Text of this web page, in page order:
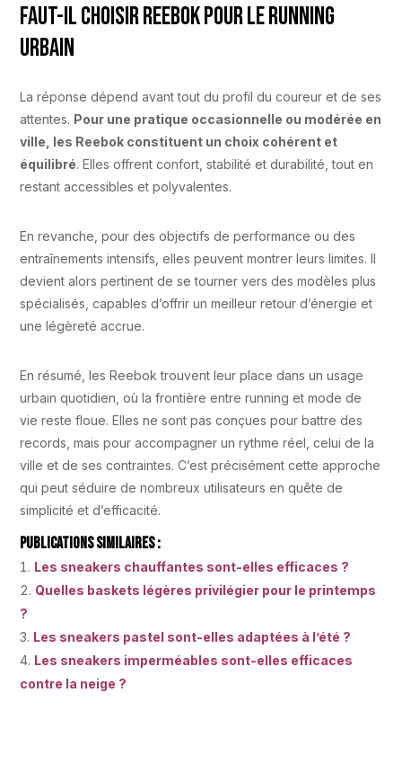
Faut-il choisir Reebok pour le running
urbain
La réponse dépend avant tout du profil du coureur et de ses
attentes. Pour une pratique occasionnelle ou modérée en
ville, les Reebok constituent un choix cohérent et
équilibré. Elles offrent confort, stabilité et durabilité, tout en
restant accessibles et polyvalentes.
En revanche, pour des objectifs de performance ou des
entraînements intensifs, elles peuvent montrer leurs limites. Il
devient alors pertinent de se tourner vers des modèles plus
spécialisés, capables d’offrir un meilleur retour d’énergie et
une légèreté accrue.
En résumé, les Reebok trouvent leur place dans un usage
urbain quotidien, où la frontière entre running et mode de
vie reste floue. Elles ne sont pas conçues pour battre des
records, mais pour accompagner un rythme réel, celui de la
ville et de ses contraintes. C’est précisément cette approche
qui peut séduire de nombreux utilisateurs en quête de
simplicité et d’efficacité.
Publications Similaires :
Les sneakers chauffantes sont-elles efficaces ?
Quelles baskets légères privilégier pour le printemps
?
Les sneakers pastel sont-elles adaptées à l’été ?
Les sneakers imperméables sont-elles efficaces
contre la neige ?